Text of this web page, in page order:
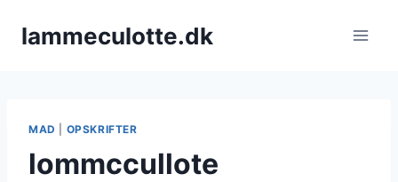
lammeculotte.dk
MAD OPSKRIFTER
lommccullote